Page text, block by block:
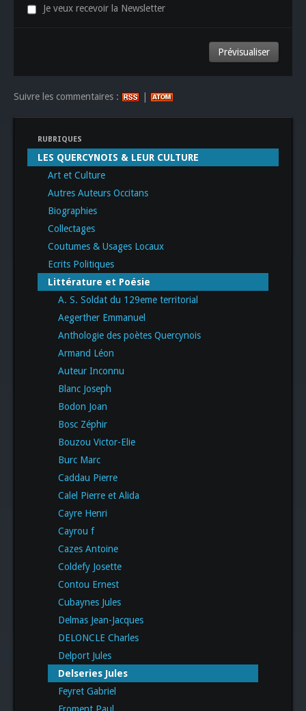
Je veux recevoir la Newsletter
Suivre les commentaires : |
RUBRIQUES
LES QUERCYNOIS & LEUR CULTURE
Art et Culture
Autres Auteurs Occitans
Biographies
Collectages
Coutumes & Usages Locaux
Ecrits Politiques
Littérature et Poésie
A. S. Soldat du 129eme territorial
Aegerther Emmanuel
Anthologie des poètes Quercynois
Armand Léon
Auteur Inconnu
Blanc Joseph
Bodon Joan
Bosc Zéphir
Bouzou Victor-Elie
Burc Marc
Caddau Pierre
Calel Pierre et Alida
Cayre Henri
Cayrou f
Cazes Antoine
Coldefy Josette
Contou Ernest
Cubaynes Jules
Delmas Jean-Jacques
DELONCLE Charles
Delport Jules
Delseries Jules
Feyret Gabriel
Froment Paul